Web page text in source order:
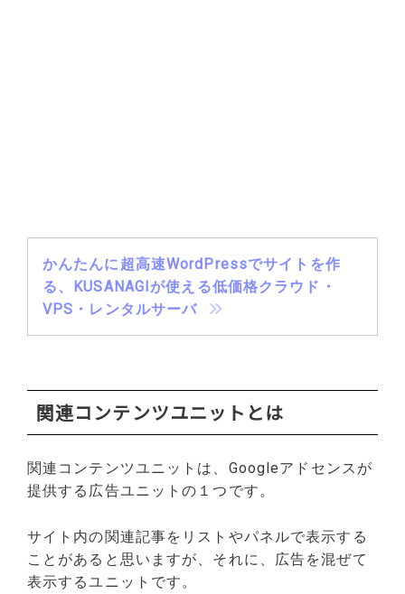
かんたんに超高速WordPressでサイトを作
る、KUSANAGIが使える低価格クラウド・
VPS・レンタルサーバ
関連コンテンツユニットとは
関連コンテンツユニットは、Googleアドセンスが
提供する広告ユニットの１つです。
サイト内の関連記事をリストやパネルで表示する
ことがあると思いますが、それに、広告を混ぜて
表示するユニットです。